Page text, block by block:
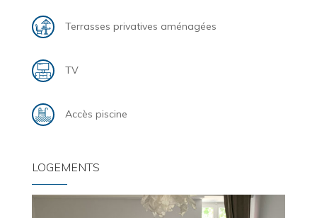
Terrasses privatives aménagées
TV
Accès piscine
LOGEMENTS